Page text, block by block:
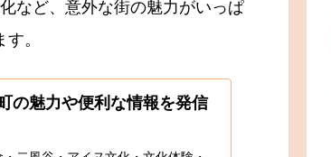
など、意外な街の魅力がいっぱ
。
の魅力や便利な情報を発信